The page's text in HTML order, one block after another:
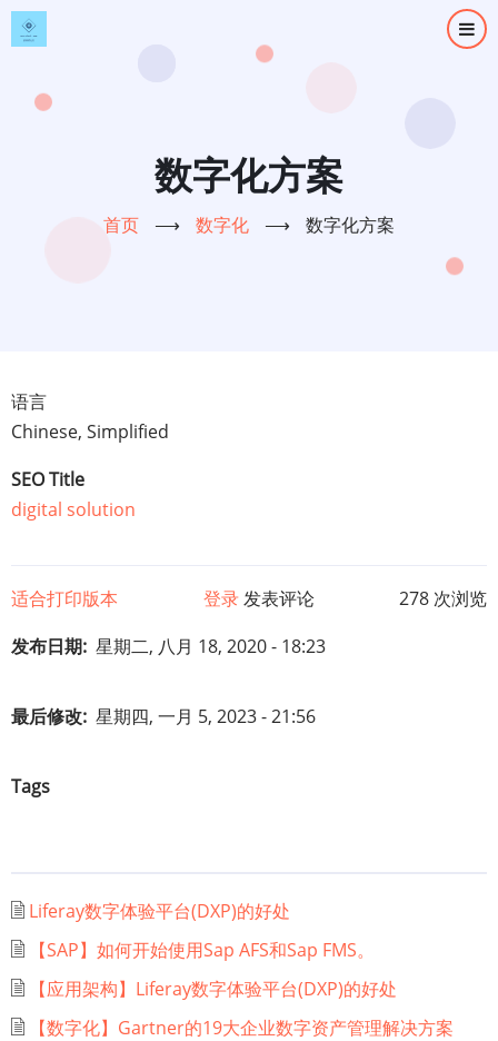
跳
转
数字化方案
首页 ⟶ 数字化 ⟶ 数字化方案
语言
Chinese, Simplified
SEO Title
digital solution
适合打印版本 登录发表评论
278 次浏览
发布日期 星期二, 八月 18, 2020 - 18:23
最后修改 星期四, 一月 5, 2023 - 21:56
Tags
Liferay数字体验平台(DXP)的好处
【SAP】如何开始使用Sap AFS和Sap FMS。
【应用架构】Liferay数字体验平台(DXP)的好处
【数字化】Gartner的19大企业数字资产管理解决方案